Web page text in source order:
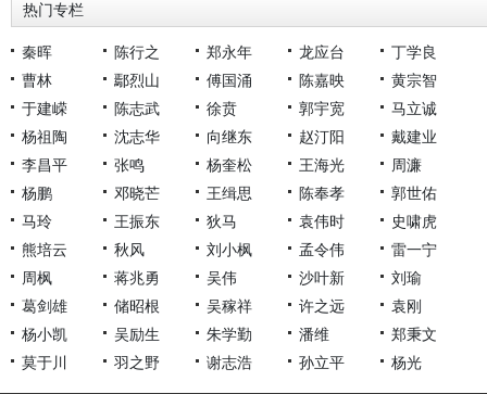
热门专栏
秦晖 陈行之 郑永年 龙应台
丁学良
曹林
鄢烈山 傅国涌 陈嘉映
黄宗智
于建嵘
陈志武 徐贲 郭宇宽
马立诚
杨祖陶
沈志华 向继东 赵汀阳
戴建业
李昌平
张鸣 杨奎松 王海光
周濂
杨鹏
邓晓芒 王缉思 陈奉孝
郭世佑
马玲
王振东 狄马 袁伟时
史啸虎
熊培云
秋风 刘小枫 孟令伟
雷一宁
周枫
蒋兆勇 吴伟 沙叶新
刘瑜
葛剑雄
储昭根 吴稼祥 许之远
袁刚
杨小凯
吴励生 朱学勤 潘维
郑秉文
莫于川
羽之野 谢志浩 孙立平 杨光